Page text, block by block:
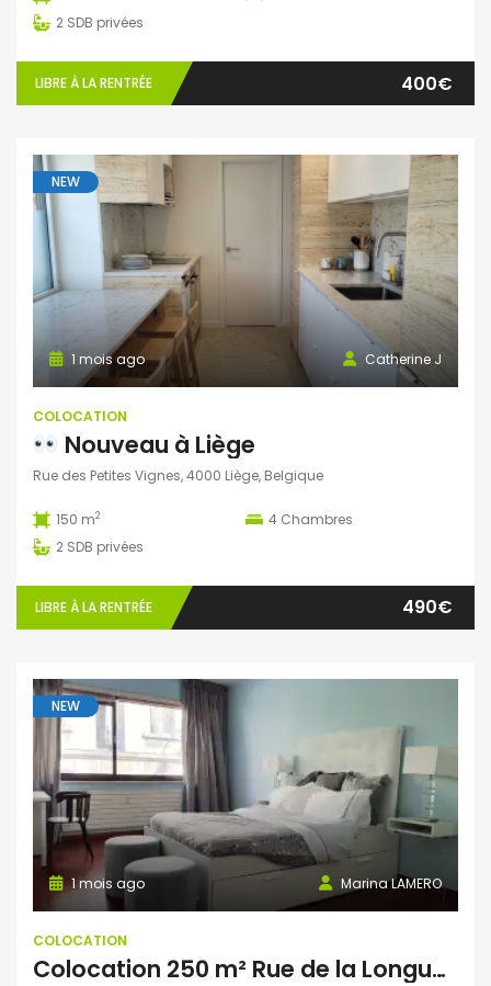
2 SDB privées
LIBRE À LA RENTRÉE 400€
NEW
Catherine J
1 mois ago
COLOCATION
Nouveau à Liège
Rue des Petites Vignes, 4000 Liège, Belgique
150 m2 4 Chambres
2 SDB privées
LIBRE À LA RENTRÉE 490€
NEW
Marina LAMERO
1 mois ago
COLOCATION
Colocation 250 m² Rue de la Longue Haie, Bruxelles, Belgique